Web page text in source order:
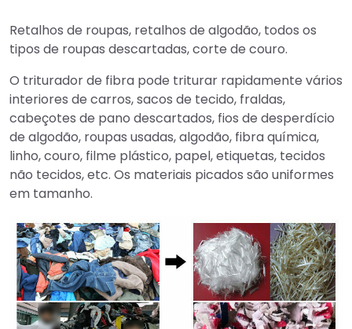
Retalhos de roupas, retalhos de algodão, todos os
tipos de roupas descartadas, corte de couro.
O triturador de fibra pode triturar rapidamente vários
interiores de carros, sacos de tecido, fraldas,
cabeçotes de pano descartados, fios de desperdício
de algodão, roupas usadas, algodão, fibra química,
linho, couro, filme plástico, papel, etiquetas, tecidos
não tecidos, etc. Os materiais picados são uniformes
em tamanho.